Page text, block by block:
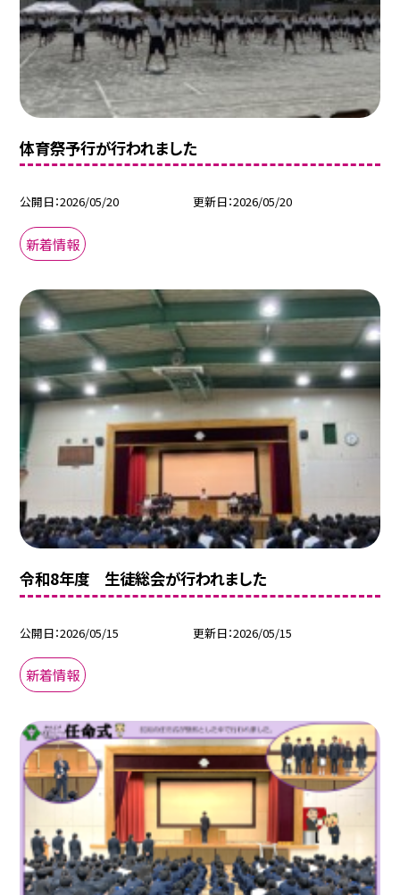
体育祭予行が行われました
公開日 2026/05/20 更新日 2026/05/20
新着情報
令和8年度 生徒総会が行われました
公開日 2026/05/15 更新日 2026/05/15
新着情報